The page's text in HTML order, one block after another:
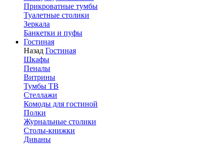
Прикроватные тумбы
Туалетные столики
Зеркала
Банкетки и пуфы
Гостиная
Назад Гостиная
Шкафы
Пеналы
Витрины
Тумбы ТВ
Стеллажи
Комоды для гостиной
Полки
Журнальные столики
Столы-книжки
Диваны